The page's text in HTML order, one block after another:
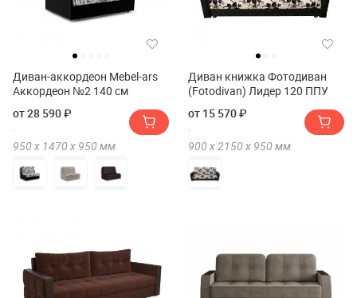
Диван-аккордеон Mebel-ars
Аккордеон №2 140 см
от 28 590 ₽
950 х 1470 х 950 мм
Диван книжка Фотодиван
(Fotodivan) Лидер 120 ППУ
от 15 570 ₽
900 х2150 х 950 мм